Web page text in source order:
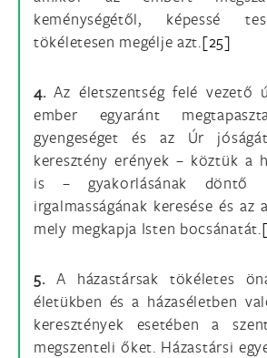
keménységétől, képessé
tökéletesen megélje azt.[25]
4.Az életszentség felé vezető
ember egyaránt
gyengeséget és az Úr
keresztény erények – köztük a
is – gyakorlásának döntő
irgalmasságának keresése és az
mely megkapja Isten bocsánatát.
5.A házastársak tökéletes
életükben és a házaséletben
keresztények esetében a
megszenteli őket. Házastársi